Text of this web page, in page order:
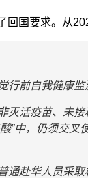
回国要求。从
行前自我健康监
灭活疫苗、未
”中，仍须交
通赴华人员采取